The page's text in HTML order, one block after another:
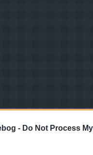
- Do Not Process